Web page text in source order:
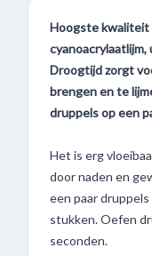
Hoogste kwaliteit
Droogtijd zorgt
brengen en te
druppels op een
Het is erg
door naden en
een paar
stukken. Oefen
seconden.